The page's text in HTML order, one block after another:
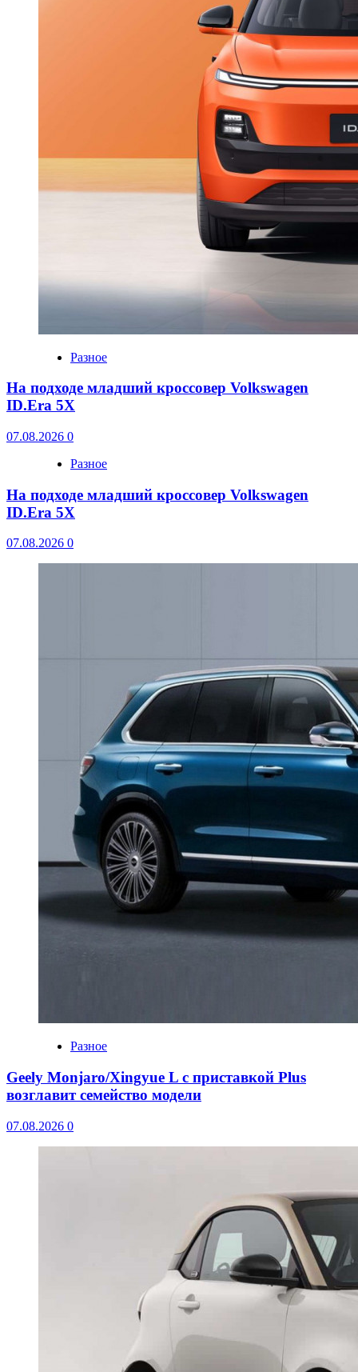
Разное
На подходе младший кроссовер Volkswagen
ID.Era 5X
07.08.2026 0
Разное
На подходе младший кроссовер Volkswagen
ID.Era 5X
07.08.2026 0
Разное
Geely Monjaro/Xingyue L с приставкой Plus
возглавит семейство модели
07.08.2026 0